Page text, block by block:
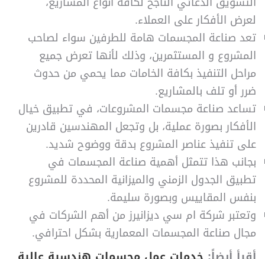
لعرض الأفكار على العملاء.
تعد صناعة المجسمات هامة للطرفين سواء لصاحب
المشروع و المستثمرين، وذلك لأنها تعرض جميع
مراحل التنفيذ بكافة الخامات مما يحمي من حدوث
ضرر أو تلف بالمشاريع.
تساعد صناعة مجسمات المشروعات، في تطبيق خيال
الأفكار بصورة عملية، بل وتجعل المهندسين قادرين
على تنفيذ عناصر المشروع بدقة ووضوح شديد.
بجانب هذا تتمثل أهمية صناعة المجسمات في
تطبيق الجدول الزمني والميزانية المحددة للمشروع
بنفس المقاييس وبصورة سليمة.
وتعتبر شركة ام سي ديزانيرز من أهم الشركات في
مجال صناعة المجسمات المعمارية بشكل احترافي.